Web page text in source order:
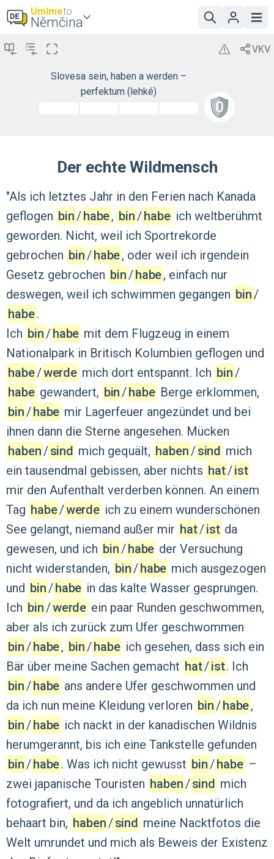
Umímeto
Němčina
Slovesa sein, haben a werden –
perfektum (lehké)
Der echte Wildmensch
"Als ich letztes Jahr in den Ferien nach Kanada
geflogen bin‍/‌habe, bin‍/‌habe ich weltberühmt
geworden. Nicht, weil ich Sportrekorde
gebrochen bin‍/‌habe, oder weil ich irgendein
Gesetz gebrochen bin‍/‌habe, einfach nur
deswegen, weil ich schwimmen gegangen bin‍/‌
habe.
Ich bin‍/‌habe mit dem Flugzeug in einem
Nationalpark in Britisch Kolumbien geflogen und
habe‍/‌werde mich dort entspannt. Ich bin‍/‌
habe gewandert, bin‍/‌habe Berge erklommen,
bin‍/‌habe mir Lagerfeuer angezündet und bei
ihnen dann die Sterne angesehen. Mücken
haben‍/‌sind mich gequält, haben‍/‌sind mich
ein tausendmal gebissen, aber nichts hat‍/‌ist
mir den Aufenthalt verderben können. An einem
Tag habe‍/‌werde ich zu einem wunderschönen
See gelangt, niemand außer mir hat‍/‌ist da
gewesen, und ich bin‍/‌habe der Versuchung
nicht widerstanden, bin‍/‌habe mich ausgezogen
und bin‍/‌habe in das kalte Wasser gesprungen.
Ich bin‍/‌werde ein paar Runden geschwommen,
aber als ich zurück zum Ufer geschwommen
bin‍/‌habe, bin‍/‌habe ich gesehen, dass sich ein
Bär über meine Sachen gemacht hat‍/‌ist. Ich
bin‍/‌habe ans andere Ufer geschwommen und
da ich nun meine Kleidung verloren bin‍/‌habe,
bin‍/‌habe ich nackt in der kanadischen Wildnis
herumgerannt, bis ich eine Tankstelle gefunden
bin‍/‌habe. Was ich nicht gewusst bin‍/‌habe –
zwei japanische Touristen haben‍/‌sind mich
fotografiert, und da ich angeblich unnatürlich
behaart bin, haben‍/‌sind meine Nacktfotos die
Welt umrundet und mich als Beweis der Existenz